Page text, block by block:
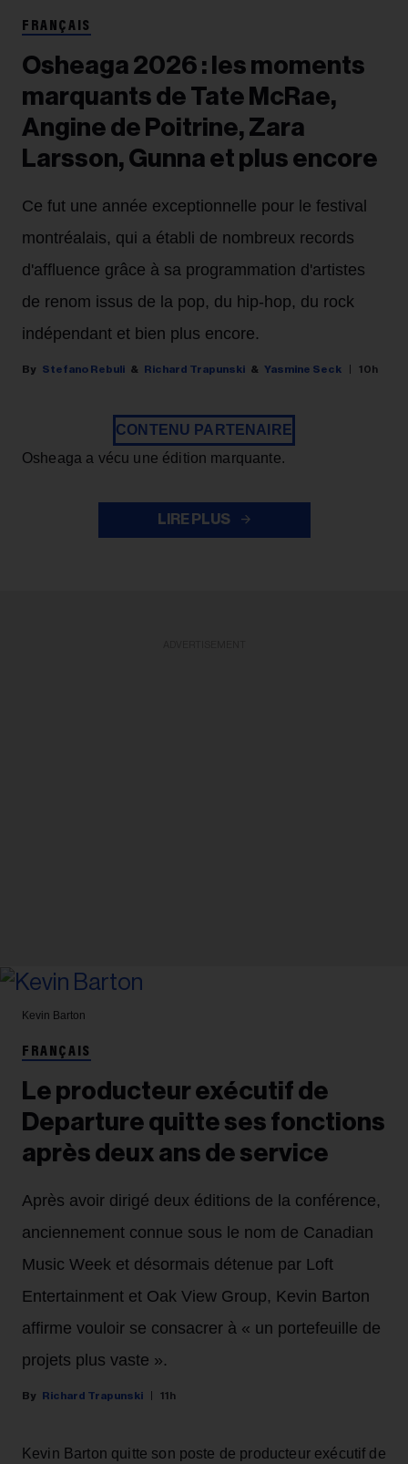
FRANÇAIS
Osheaga 2026 : les moments
marquants de Tate McRae,
Angine de Poitrine, Zara
Larsson, Gunna et plus encore
Ce fut une année exceptionnelle pour le festival
montréalais, qui a établi de nombreux records
d'affluence grâce à sa programmation d'artistes
de renom issus de la pop, du hip-hop, du rock
indépendant et bien plus encore.
Stefano Rebuli Richard Trapunski Yasmine Seck 10h
CONTENU PARTENAIRE
Osheaga a vécu une édition marquante.
LIRE PLUS
Kevin Barton
FRANÇAIS
Le producteur exécutif de
Departure quitte ses fonctions
après deux ans de service
Après avoir dirigé deux éditions de la conférence,
anciennement connue sous le nom de Canadian
Music Week et désormais détenue par Loft
Entertainment et Oak View Group, Kevin Barton
affirme vouloir se consacrer à « un portefeuille de
projets plus vaste ».
Richard Trapunski 11h
Kevin Barton quitte son poste de producteur exécutif de